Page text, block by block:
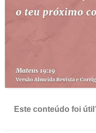
Este conteúdo foi